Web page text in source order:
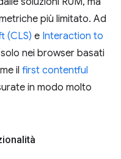
più limitato. Ad
(CLS) e Interaction to
nei browser basati
il first contentful
in modo molto